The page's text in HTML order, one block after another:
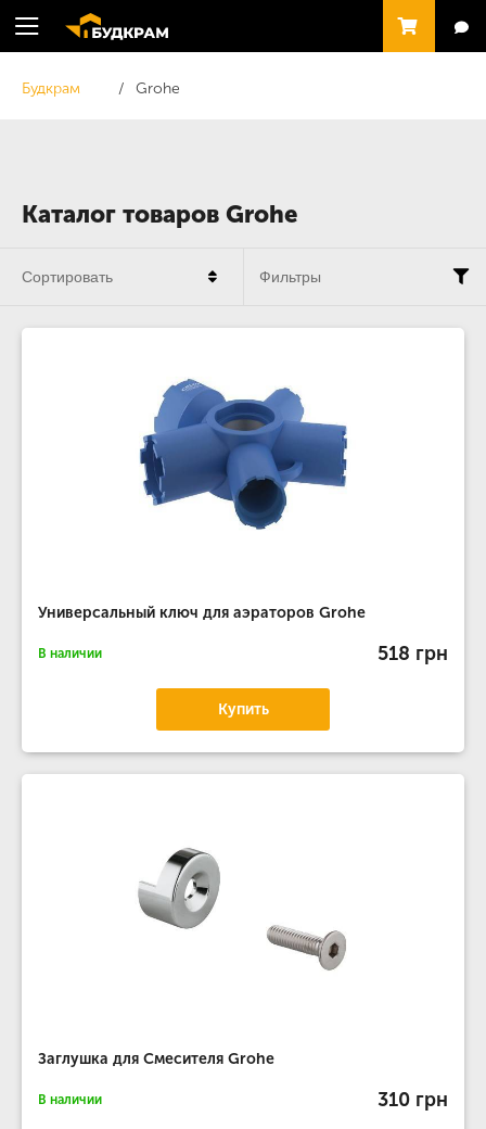
Каталог товаров Grohe
Будкрам Grohe
Универсальный ключ для аэраторов Grohe
В наличии 518 грн
Купить
Заглушка для Смесителя Grohe
В наличии 310 грн
Сортировать Фильтры